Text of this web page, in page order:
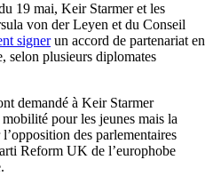
19 mai, Keir Starmer et les
von der Leyen et du Conseil
signerun accord de partenariat en
selon plusieurs diplomates
demandé à Keir Starmer
pour les jeunes mais la
des parlementaires
Reform UK de l’europhobe